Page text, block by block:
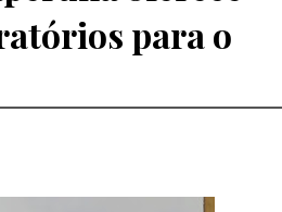
para o